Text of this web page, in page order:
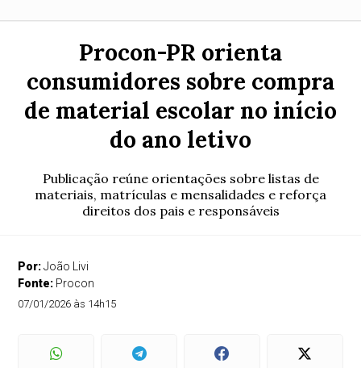
Procon-PR orienta
consumidores sobre compra
de material escolar no início
do ano letivo
Publicação reúne orientações sobre listas de
materiais, matrículas e mensalidades e reforça
direitos dos pais e responsáveis
Por:João Livi
Fonte: Procon
07/01/2026 às 14h15